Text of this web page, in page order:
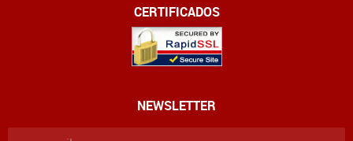
CERTIFICADOS
NEWSLETTER